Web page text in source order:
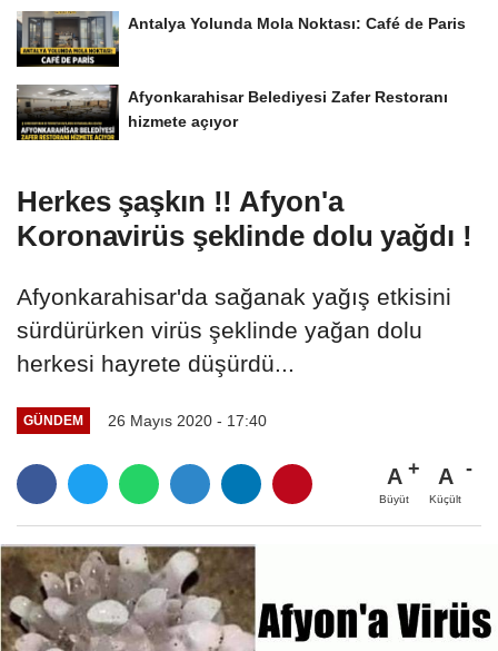
Antalya Yolunda Mola Noktası: Café de Paris
Afyonkarahisar Belediyesi Zafer Restoranı
hizmete açıyor
Herkes şaşkın !! Afyon'a
Koronavirüs şeklinde dolu yağdı !
Afyonkarahisar'da sağanak yağış etkisini
sürdürürken virüs şeklinde yağan dolu
herkesi hayrete düşürdü...
GÜNDEM 26 Mayıs 2020 - 17:40
A
Büyüt
A
Küçült